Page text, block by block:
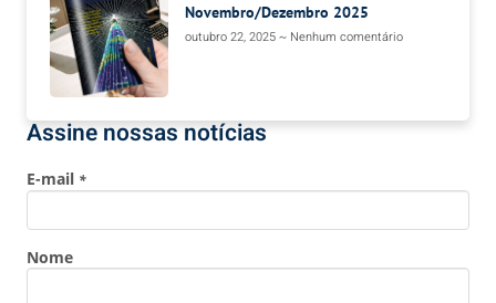
Novembro/Dezembro 2025
outubro 22, 2025 Nenhum comentário
Assine nossas notícias